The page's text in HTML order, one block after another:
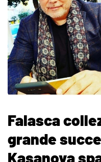
Falasca
grande
Kasanova